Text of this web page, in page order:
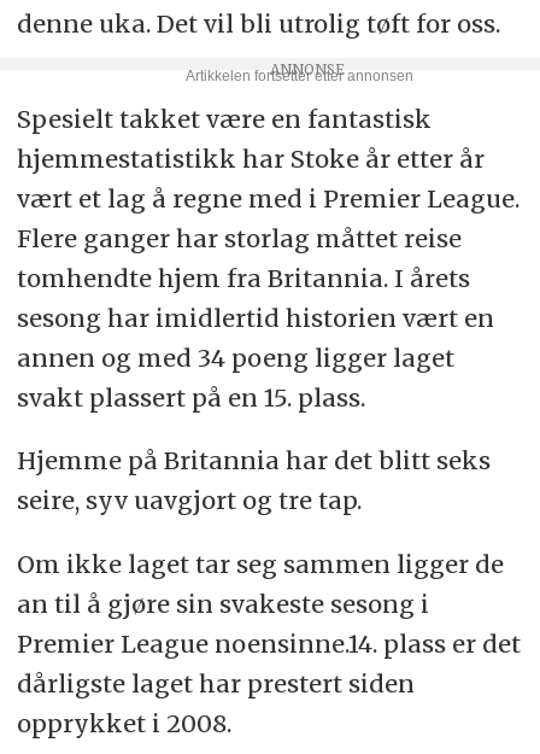
denne uka. Det vil bli utrolig tøft for oss.
Spesielt takket være en fantastisk
hjemmestatistikk har Stoke år etter år
vært et lag å regne med i Premier League.
Flere ganger har storlag måttet reise
tomhendte hjem fra Britannia. I årets
sesong har imidlertid historien vært en
annen og med 34 poeng ligger laget
svakt plassert på en 15. plass.
Hjemme på Britannia har det blitt seks
seire, syv uavgjort og tre tap.
Om ikke laget tar seg sammen ligger de
an til å gjøre sin svakeste sesong i
Premier League noensinne.14. plass er det
dårligste laget har prestert siden
opprykket i 2008.